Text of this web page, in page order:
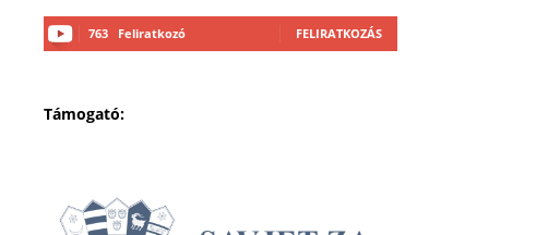
763 Feliratkozó FELIRATKOZÁS
Támogató: